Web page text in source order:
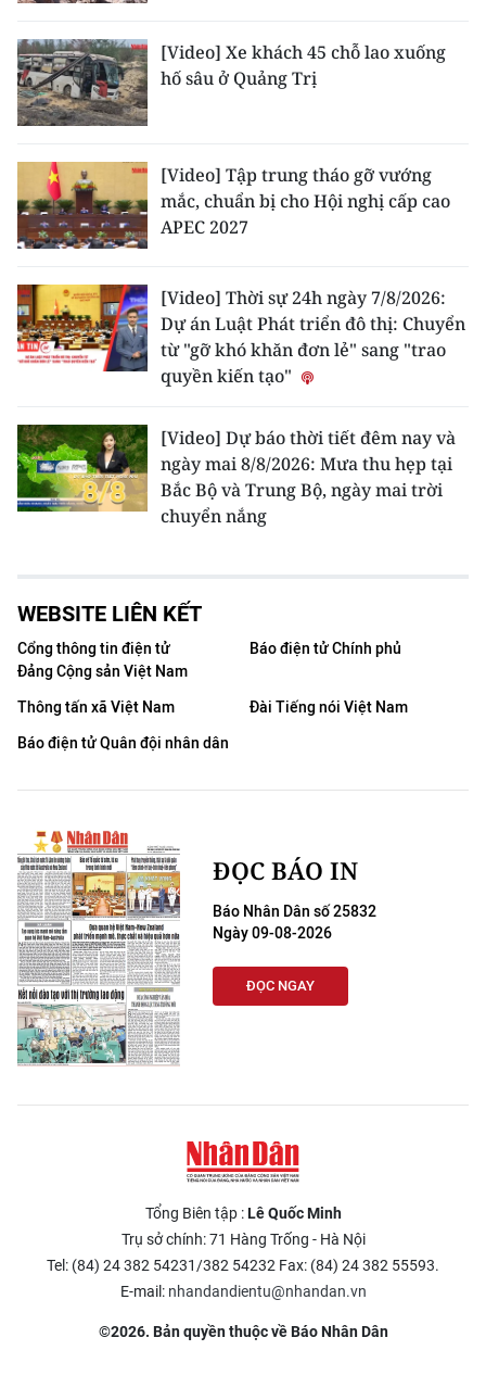
[Video] Xe khách 45 chỗ lao xuống
hố sâu ở Quảng Trị
[Video] Tập trung tháo gỡ vướng
mắc, chuẩn bị cho Hội nghị cấp cao
APEC 2027
[Video] Thời sự 24h ngày 7/8/2026:
Dự án Luật Phát triển đô thị: Chuyển
từ "gỡ khó khăn đơn lẻ" sang "trao
quyền kiến tạo"
[Video] Dự báo thời tiết đêm nay và
ngày mai 8/8/2026: Mưa thu hẹp tại
Bắc Bộ và Trung Bộ, ngày mai trời
chuyển nắng
WEBSITE LIÊN KẾT
Cổng thông tin điện tử
Đảng Cộng sản Việt Nam
Báo điện tử Chính phủ
Thông tấn xã Việt Nam
Đài Tiếng nói Việt Nam
Báo điện tử Quân đội nhân dân
ĐỌC BÁO IN
Báo Nhân Dân số 25832
Ngày 09-08-2026
ĐỌC NGAY
Tổng Biên tập :Lê Quốc Minh
Trụ sở chính: 71 Hàng Trống - Hà Nội
Tel: (84) 24 382 54231/382 54232 Fax: (84) 24 382 55593.
E-mail: nhandandientu@nhandan.vn
©2026. Bản quyền thuộc về Báo Nhân Dân